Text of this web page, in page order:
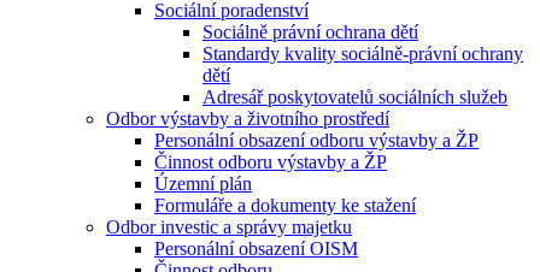
Sociální poradenství
Sociálně právní ochrana dětí
Standardy kvality sociálně-právní ochrany
dětí
Adresář poskytovatelů sociálních služeb
Odbor výstavby a životního prostředí
Personální obsazení odboru výstavby a ŽP
Činnost odboru výstavby a ŽP
Územní plán
Formuláře a dokumenty ke stažení
Odbor investic a správy majetku
Personální obsazení OISM